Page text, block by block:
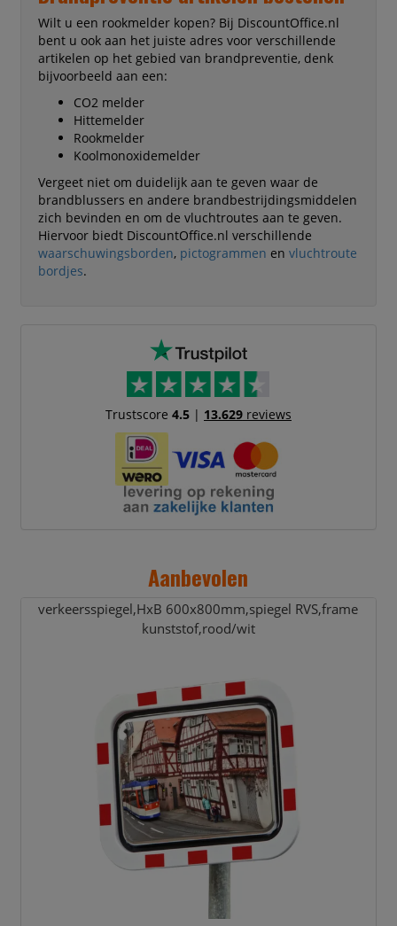
Wilt u een rookmelder kopen? Bij DiscountOffice.nl
bent u ook aan het juiste adres voor verschillende
artikelen op het gebied van brandpreventie, denk
bijvoorbeeld aan een:
CO2 melder
Hittemelder
Rookmelder
Koolmonoxidemelder
Vergeet niet om duidelijk aan te geven waar de
brandblussers en andere brandbestrijdingsmiddelen
zich bevinden en om de vluchtroutes aan te geven.
Hiervoor biedt DiscountOffice.nl verschillende
waarschuwingsborden, pictogrammen en vluchtroute
bordjes.
Trustscore 4.5| 13.629reviews
Aanbevolen
verkeersspiegel,HxB 600x800mm,spiegel RVS,frame
kunststof,rood/wit